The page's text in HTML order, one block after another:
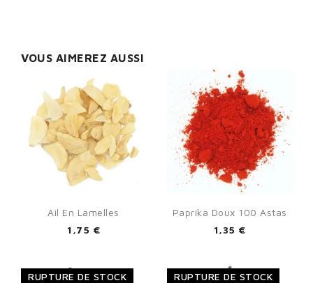
VOUS AIMEREZ AUSSI
Ail En Lamelles
1,75 €
Paprika Doux 100 Astas
1,35 €
RUPTURE DE STOCK RUPTURE DE STOCK